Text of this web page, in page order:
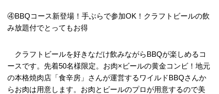
④BBQコース新登場！手ぶらで参加OK！クラフトビールの飲
み放題付でとってもお得
クラフトビールを好きなだけ飲みながらBBQが楽しめるコ
ースです。先着50名様限定。お肉×ビールの黄金コンビ！地元
の本格焼肉店「食辛房」さんが運営するワイルドBBQさんか
らお肉は用意します。お肉とビールのプロが用意するので美